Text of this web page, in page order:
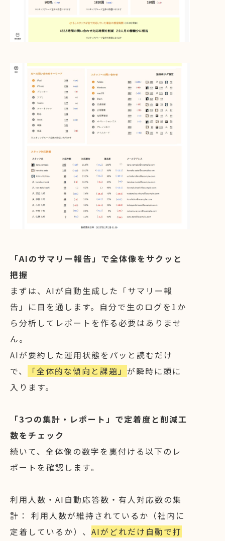
「AIのサマリー報告」で全体像をサクッと
把握
まずは、AIが自動生成した「サマリー報
告」に目を通します。自分で生のログを1か
ら分析してレポートを作る必要はありませ
ん。
AIが要約した運用状態をパッと読むだけ
で、
「全体的な傾向と課題」 が瞬時に頭に
入ります。
「3つの集計・レポート」で定着度と削減工
数をチェック
続いて、全体像の数字を裏付ける以下のレ
ポートを確認します。
利用人数・AI自動応答数・有人対応数の集
計： 利用人数が維持されているか（社内に
定着しているか）、 AIがどれだけ自動で打